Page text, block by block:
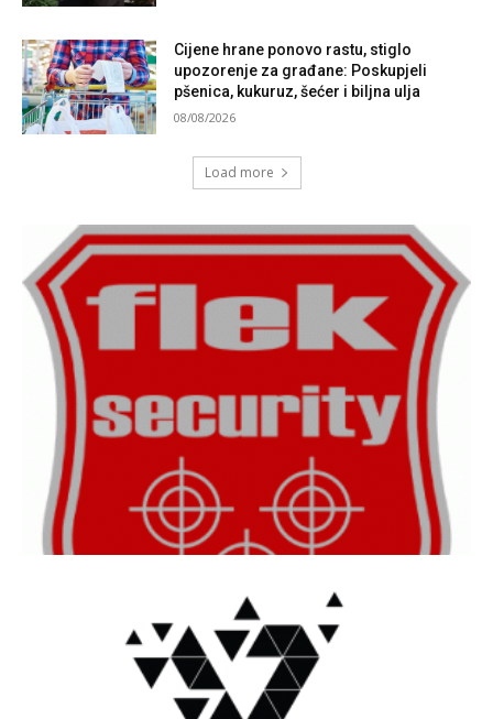
Cijene hrane ponovo rastu, stiglo
upozorenje za građane: Poskupjeli
pšenica, kukuruz, šećer i biljna ulja
08/08/2026
Load more